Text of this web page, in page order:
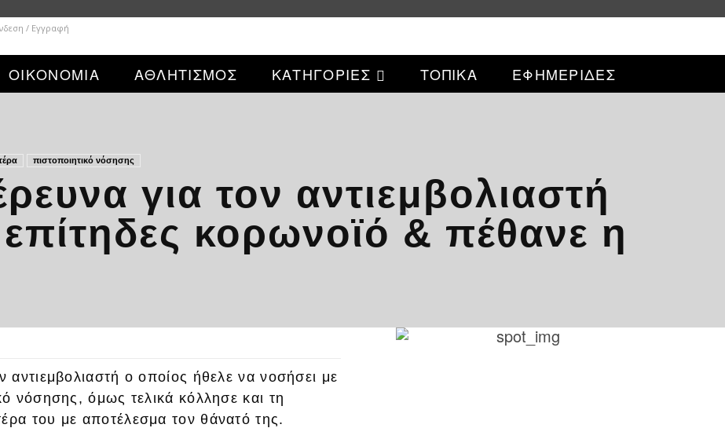
/ Εγγραφή
ΟΙΚΟΝΟΜΙΑ ΑΘΛΗΤΙΣΜΟΣ ΚΑΤΗΓΟΡΙΕΣ ΤΟΠΙΚΑ ΕΦΗΜΕΡΙΔΕΣ
πιστοποιητικό νόσησης
για τον αντιεμβολιαστή
κορωνοϊό & πέθανε η
αντιεμβολιαστή ο οποίος ήθελε να νοσήσει με
νόσησης, όμως τελικά κόλλησε και τη
του με αποτέλεσμα τον θάνατό της.